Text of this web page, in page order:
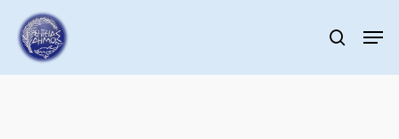
main
content
search
Menu